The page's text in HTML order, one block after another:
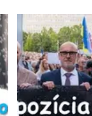
zanechať
pod
článkom
svoju
mentálnu
stopu,
niečo
ako
pes